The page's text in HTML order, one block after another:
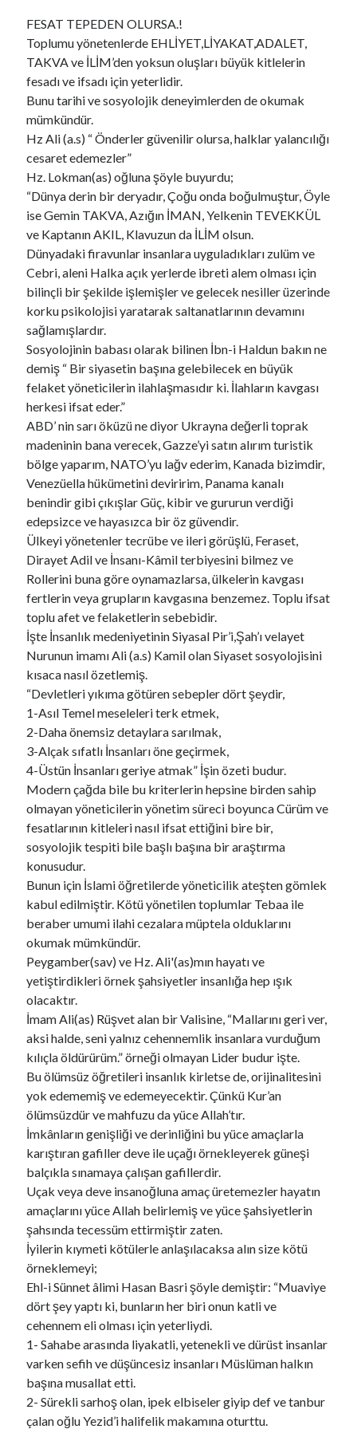
Son Yazılar
Najlepšia Investičná Platforma: Porovnanie a Recenzie 2024
Online Casino EU Bonus Guide Best Deals for 2026 Today
Rokubet Giriş Sorunları Tarih Oluyor: 2026 Yılında Kesintisiz Erişim
CAMİ-KİLİSE MESCİT VE HAVRA
monte-carlo casino paypal Guide Fast Deposits and Tips
Son yorumlar
HER MESLEĞİN ÖLÜMÜ VE TAZİYESİ FARKLIDIR..içinMegan
ŞUUR VE İDRAKiçinhttps://cuocsongquanhta.webflow.io/posts/thuoc-
dau-nhuc-xuong-khop
ISLAH İFSAT SÖZ VE DAVRANIŞLAR..!
ÇOK GEÇ KALDIK AZİZİM ÇOK..içinbintaro88 daftar
VARLIĞIN HAKİKATI..!içinHttps://Www.Mafiascum.Net
FESAT TEPEDEN OLURSA.!
Toplumu yönetenlerde EHLİYET,LİYAKAT,ADALET,
TAKVA ve İLİM’den yoksun oluşları büyük kitlelerin
fesadı ve ifsadı için yeterlidir.
Bunu tarihi ve sosyolojik deneyimlerden de okumak
mümkündür.
Hz Ali (a.s) “ Önderler güvenilir olursa, halklar yalancılığı
cesaret edemezler”
Hz. Lokman(as) oğluna şöyle buyurdu;
“Dünya derin bir deryadır, Çoğu onda boğulmuştur, Öyle
ise Gemin TAKVA, Azığın İMAN, Yelkenin TEVEKKÜL
ve Kaptanın AKIL, Klavuzun da İLİM olsun.
Dünyadaki firavunlar insanlara uyguladıkları zulüm ve
Cebri, aleni Halka açık yerlerde ibreti alem olması için
bilinçli bir şekilde işlemişler ve gelecek nesiller üzerinde
korku psikolojisi yaratarak saltanatlarının devamını
sağlamışlardır.
Sosyolojinin babası olarak bilinen İbn-i Haldun bakın ne
demiş “ Bir siyasetin başına gelebilecek en büyük
felaket yöneticilerin ilahlaşmasıdır ki. İlahların kavgası
herkesi ifsat eder.”
ABD’ nin sarı öküzü ne diyor Ukrayna değerli toprak
madeninin bana verecek, Gazze’yi satın alırım turistik
bölge yaparım, NATO’yu lağv ederim, Kanada bizimdir,
Venezüella hükümetini deviririm, Panama kanalı
benindir gibi çıkışlar Güç, kibir ve gururun verdiği
edepsizce ve hayasızca bir öz güvendir.
Ülkeyi yönetenler tecrübe ve ileri görüşlü, Feraset,
Dirayet Adil ve İnsanı-Kâmil terbiyesini bilmez ve
Rollerini buna göre oynamazlarsa, ülkelerin kavgası
fertlerin veya grupların kavgasına benzemez. Toplu ifsat
toplu afet ve felaketlerin sebebidir.
İşte İnsanlık medeniyetinin Siyasal Pir’i,Şah’ı velayet
Nurunun imamı Ali (a.s) Kamil olan Siyaset sosyolojisini
kısaca nasıl özetlemiş.
“Devletleri yıkıma götüren sebepler dört şeydir,
1-Asıl Temel meseleleri terk etmek,
2-Daha önemsiz detaylara sarılmak,
3-Alçak sıfatlı İnsanları öne geçirmek,
4-Üstün İnsanları geriye atmak” İşin özeti budur.
Modern çağda bile bu kriterlerin hepsine birden sahip
olmayan yöneticilerin yönetim süreci boyunca Cürüm ve
fesatlarının kitleleri nasıl ifsat ettiğini bire bir,
sosyolojik tespiti bile başlı başına bir araştırma
konusudur.
Bunun için İslami öğretilerde yöneticilik ateşten gömlek
kabul edilmiştir. Kötü yönetilen toplumlar Tebaa ile
beraber umumi ilahi cezalara müptela olduklarını
okumak mümkündür.
Peygamber(sav) ve Hz. Ali'(as)mın hayatı ve
yetiştirdikleri örnek şahsiyetler insanlığa hep ışık
olacaktır.
İmam Ali(as) Rüşvet alan bir Valisine, “Mallarını geri ver,
aksi halde, seni yalnız cehennemlik insanlara vurduğum
kılıçla öldürürüm.” örneği olmayan Lider budur işte.
Bu ölümsüz öğretileri insanlık kirletse de, orijinalitesini
yok edememiş ve edemeyecektir. Çünkü Kur’an
ölümsüzdür ve mahfuzu da yüce Allah’tır.
İmkânların genişliği ve derinliğini bu yüce amaçlarla
karıştıran gafiller deve ile uçağı örnekleyerek güneşi
balçıkla sınamaya çalışan gafillerdir.
Uçak veya deve insanoğluna amaç üretemezler hayatın
amaçlarını yüce Allah belirlemiş ve yüce şahsiyetlerin
şahsında tecessüm ettirmiştir zaten.
İyilerin kıymeti kötülerle anlaşılacaksa alın size kötü
örneklemeyi;
Ehl-i Sünnet âlimi Hasan Basri şöyle demiştir: “Muaviye
dört şey yaptı ki, bunların her biri onun katli ve
cehennem eli olması için yeterliydi.
1- Sahabe arasında liyakatli, yetenekli ve dürüst insanlar
varken sefih ve düşüncesiz insanları Müslüman halkın
başına musallat etti.
2- Sürekli sarhoş olan, ipek elbiseler giyip def ve tanbur
çalan oğlu Yezid’i halifelik makamına oturttu.